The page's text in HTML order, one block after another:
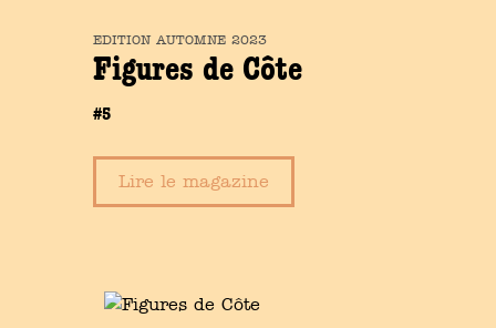
EDITION AUTOMNE 2023
Figures de Côte
#5
Lire le magazine